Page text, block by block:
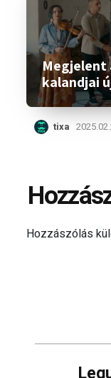
Megjelent
kalandjai
tixa
Hozzászólás